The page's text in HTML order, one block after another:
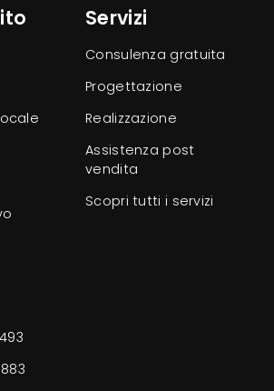
Servizi
Consulenza gratuita
Progettazione
Realizzazione
Assistenza post
vendita
Scopri tutti i servizi